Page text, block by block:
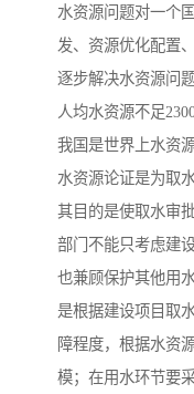
水资源问题对一个
发、资源优化配置
逐步解决水资源问
人均水资源不足
我国是世界上水资
水资源论证是为取
其目的是使取水审
部门不能只考虑建
也兼顾保护其他用
是根据建设项目取
障程度，根据水资
模；在用水环节要